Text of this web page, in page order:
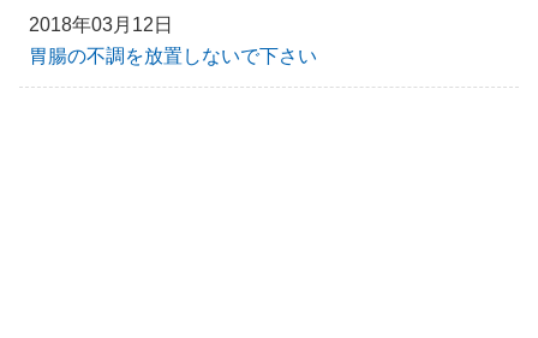
2018年03月12日
胃腸の不調を放置しないで下さい